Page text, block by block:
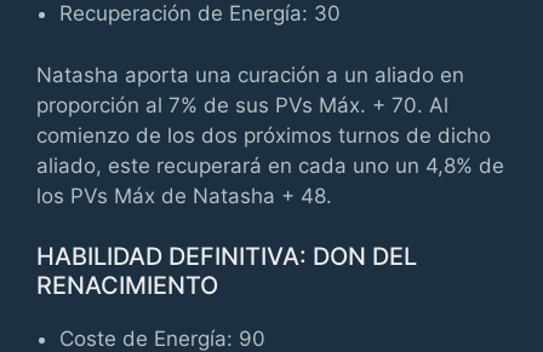
Recuperación de Energía: 30
Natasha aporta una curación a un aliado en
proporción al 7% de sus PVs Máx. + 70. Al
comienzo de los dos próximos turnos de dicho
aliado, este recuperará en cada uno un 4,8% de
los PVs Máx de Natasha + 48.
HABILIDAD DEFINITIVA: DON DEL
RENACIMIENTO
Coste de Energía: 90